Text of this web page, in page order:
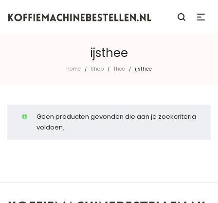
ijsthee
Home / Shop / Thee / ijsthee
Geen producten gevonden die aan je zoekcriteria
voldoen.